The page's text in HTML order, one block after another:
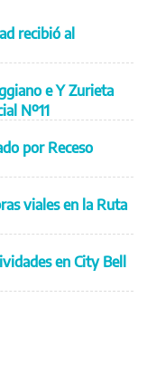
recibió al
e Y Zurieta
Nº11
por Receso
viales en la Ruta
en City Bell